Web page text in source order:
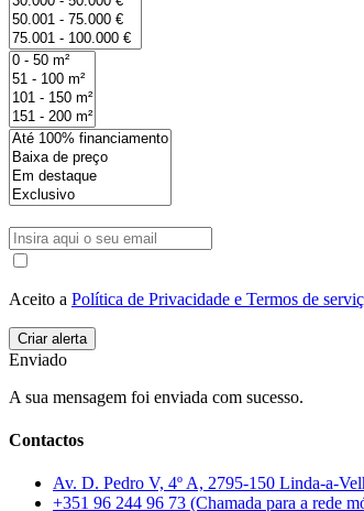
Aceito a Política de Privacidade e Termos de
Enviado
A sua mensagem foi enviada com sucesso.
Contactos
Av. D. Pedro V, 4º A, 2795-150 Linda-a-
+351 96 244 96 73 (Chamada para a rede